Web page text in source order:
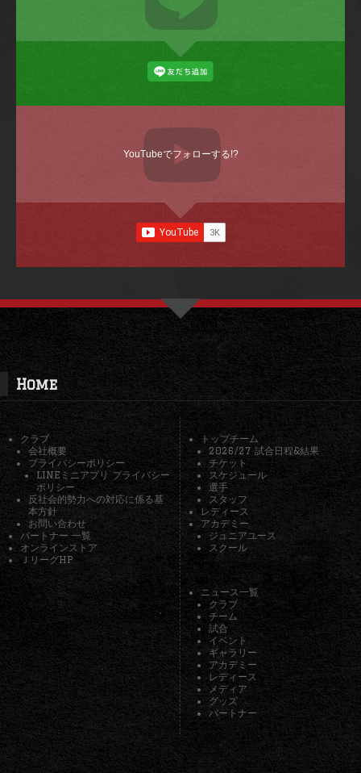
YouTubeでフォローする!?
Home
クラブ
会社概要
プライバシーポリシー
LINEミニアプリ プライバシー
ポリシー
反社会的勢力への対応に係る基
本方針
お問い合わせ
パートナー 一覧
オンラインストア
ＪリーグHP
トップチーム
2026/27 試合日程&結果
チケット
スケジュール
選手
スタッフ
レディース
アカデミー
ジュニアユース
スクール
ニュース一覧
クラブ
チーム
試合
イベント
ギャラリー
アカデミー
レディース
メディア
グッズ
パートナー